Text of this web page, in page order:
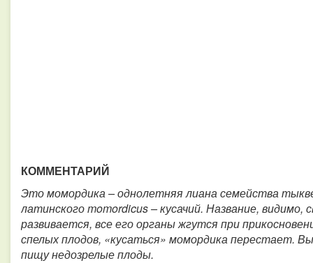
КОММЕНТАРИЙ
Это момордика – однолетняя лиана семейства
латинского momordicus – кусачий. Название,
развивается, все его органы жгутся при
спелых плодов, «кусаться» момордика перестает.
пищу недозрелые плоды.